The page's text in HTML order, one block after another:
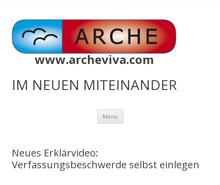
www.archeviva.com
IM NEUEN MITEINANDER
Menü Zum
springen
Neues Erklärvideo:
Verfassungsbeschwerde selbst einlegen